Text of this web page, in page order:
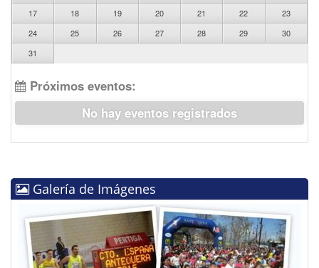
17
18 19 20 21 22
23
24
25 26 27 28 29
30
31
Próximos eventos:
No hay eventos registrados
Galería de Imágenes